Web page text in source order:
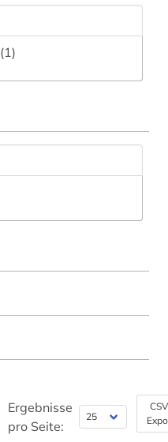
produktionstechnologie (2)
Russland, Sowjetunion (1)
Ergebnisse
pro Seite: